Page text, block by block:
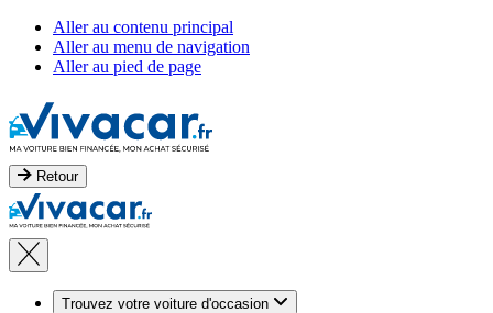
Aller au contenu principal
Aller au menu de navigation
Aller au pied de page
Retour
Trouvez votre voiture d'occasion